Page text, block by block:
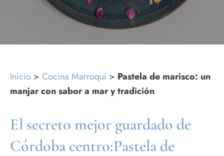
Inicio > Cocina Marroquí > Pastela de marisco: un
manjar con sabor a mar y tradición
El secreto mejor guardado de
Córdoba centro:Pastela de